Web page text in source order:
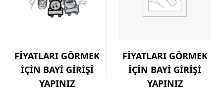
FİYATLARI GÖRMEK
İÇİN BAYİ GİRİŞİ
YAPINIZ
FİYATLARI GÖRMEK
İÇİN BAYİ GİRİŞİ
YAPINIZ